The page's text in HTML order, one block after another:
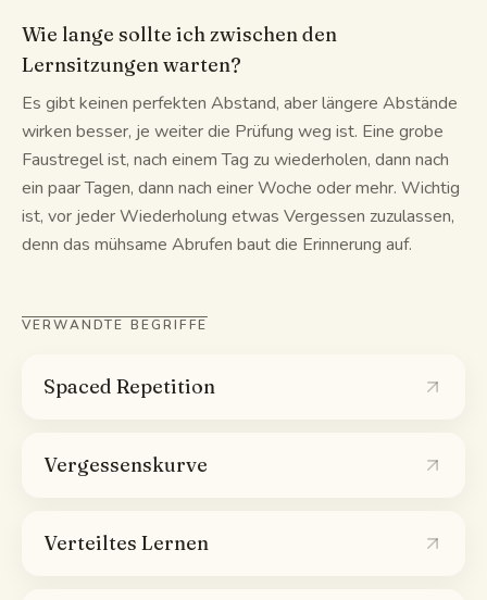
Wie lange sollte ich zwischen den
Lernsitzungen warten?
Es gibt keinen perfekten Abstand, aber längere Abstände
wirken besser, je weiter die Prüfung weg ist. Eine grobe
Faustregel ist, nach einem Tag zu wiederholen, dann nach
ein paar Tagen, dann nach einer Woche oder mehr. Wichtig
ist, vor jeder Wiederholung etwas Vergessen zuzulassen,
denn das mühsame Abrufen baut die Erinnerung auf.
VERWANDTE BEGRIFFE
Spaced Repetition
Vergessenskurve
Verteiltes Lernen